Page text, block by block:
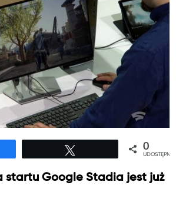
0
startu Google Stadia jest już